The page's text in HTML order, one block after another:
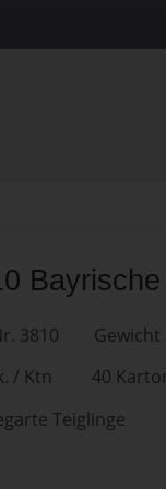
3810 Gewicht :
/ Ktn 40
Teiglinge